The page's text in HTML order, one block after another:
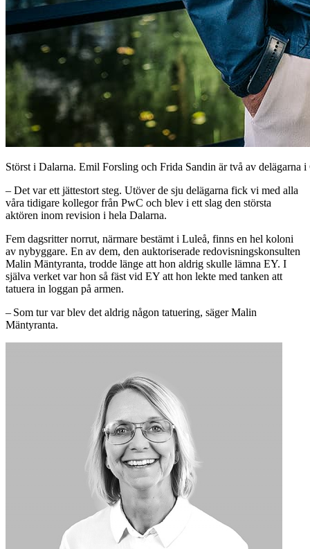
Störst i Dalarna. Emil Forsling och Frida Sandin är två av delägarna i
– Det var ett jättestort steg. Utöver de sju delägarna fick vi med alla
våra tidigare kollegor från PwC och blev i ett slag den största
aktören inom revision i hela Dalarna.
Fem dagsritter norrut, närmare bestämt i Luleå, finns en hel koloni
av nybyggare. En av dem, den auktoriserade redovisningskonsulten
Malin Mäntyranta, trodde länge att hon aldrig skulle lämna EY. I
själva verket var hon så fäst vid EY att hon lekte med tanken att
tatuera in loggan på armen.
– Som tur var blev det aldrig någon tatuering, säger Malin
Mäntyranta.